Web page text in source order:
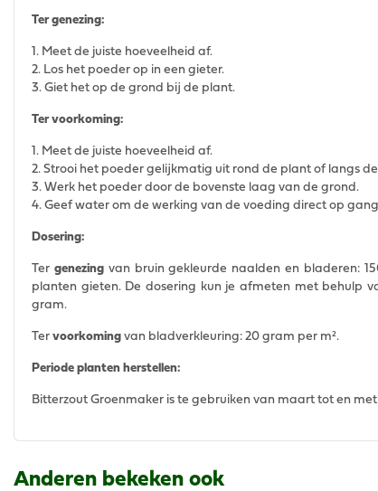
Ter genezing:
1. Meet de juiste hoeveelheid af.
2. Los het poeder op in een gieter.
3. Giet het op de grond bij de plant.
Ter voorkoming:
1. Meet de juiste hoeveelheid af.
2. Strooi het poeder gelijkmatig uit rond de plant of langs
3. Werk het poeder door de bovenste laag van de grond.
4. Geef water om de werking van de voeding direct op
Dosering:
Ter genezingvan bruin gekleurde naalden en bladeren:
planten gieten. De dosering kun je afmeten met behulp
gram.
Ter voorkoming van bladverkleuring: 20 gram per m².
Periode planten herstellen:
Bitterzout Groenmaker is te gebruiken van maart tot en
Anderen bekeken ook